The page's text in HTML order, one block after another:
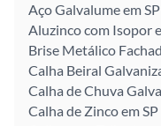
Aço Galvalume em SP
Aluzinco com Isopor
Brise Metálico
Calha Beiral
Calha de Chuva
Calha de Zinco em SP